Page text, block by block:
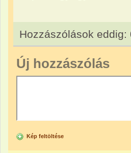
Hozzászólások eddig:
Új hozzászólás
Kép feltöltése